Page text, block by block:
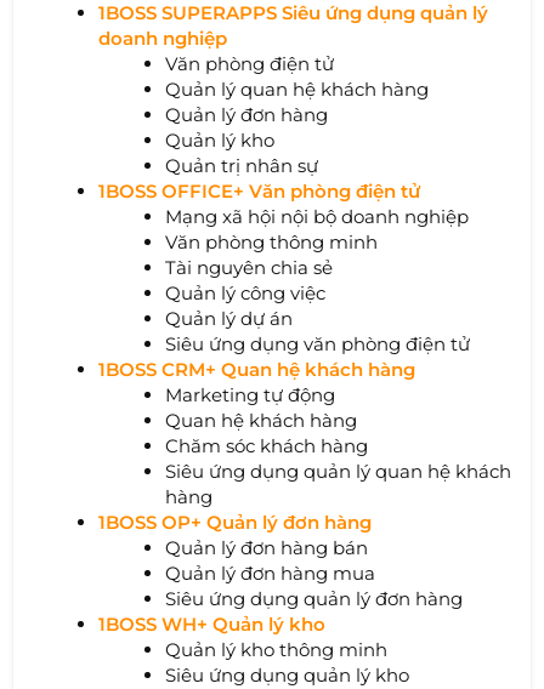
1BOSS SUPERAPPS Siêu ứng dụng quản lý
doanh nghiệp
Văn phòng điện tử
Quản lý quan hệ khách hàng
Quản lý đơn hàng
Quản lý kho
Quản trị nhân sự
1BOSS OFFICE+ Văn phòng điện tử
Mạng xã hội nội bộ doanh nghiệp
Văn phòng thông minh
Tài nguyên chia sẻ
Quản lý công việc
Quản lý dự án
Siêu ứng dụng văn phòng điện tử
1BOSS CRM+ Quan hệ khách hàng
Marketing tự động
Quan hệ khách hàng
Chăm sóc khách hàng
Siêu ứng dụng quản lý quan hệ khách
hàng
1BOSS OP+ Quản lý đơn hàng
Quản lý đơn hàng bán
Quản lý đơn hàng mua
Siêu ứng dụng quản lý đơn hàng
1BOSS WH+ Quản lý kho
Quản lý kho thông minh
Siêu ứng dụng quản lý kho